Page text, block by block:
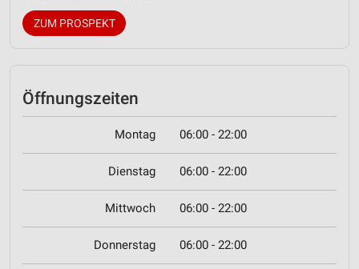
ZUM PROSPEKT
Öffnungszeiten
Montag 06:00 - 22:00
Dienstag 06:00 - 22:00
Mittwoch 06:00 - 22:00
Donnerstag 06:00 - 22:00